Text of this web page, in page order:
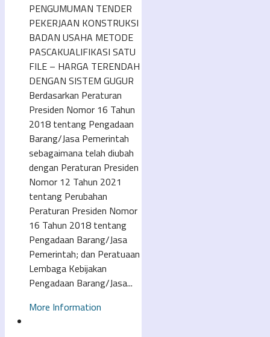
PENGUMUMAN TENDER
PEKERJAAN KONSTRUKSI
BADAN USAHA METODE
PASCAKUALIFIKASI SATU
FILE – HARGA TERENDAH
DENGAN SISTEM GUGUR
Berdasarkan Peraturan
Presiden Nomor 16 Tahun
2018 tentang Pengadaan
Barang/Jasa Pemerintah
sebagaimana telah diubah
dengan Peraturan Presiden
Nomor 12 Tahun 2021
tentang Perubahan
Peraturan Presiden Nomor
16 Tahun 2018 tentang
Pengadaan Barang/Jasa
Pemerintah; dan Peratuaan
Lembaga Kebijakan
Pengadaan Barang/Jasa...
More Information